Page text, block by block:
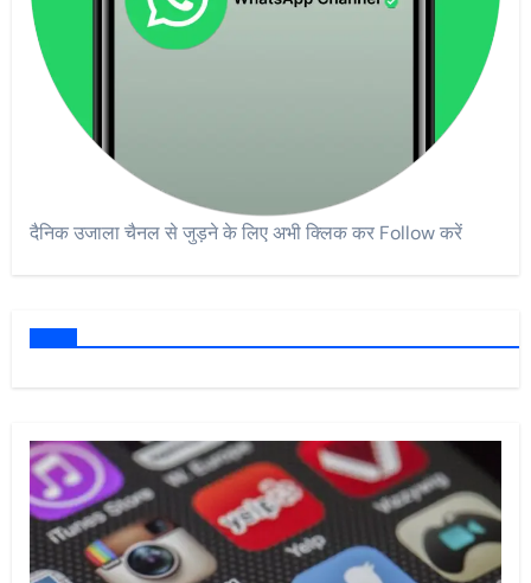
दैनिक उजाला चैनल से जुड़ने के लिए अभी क्लिक कर Follow करें